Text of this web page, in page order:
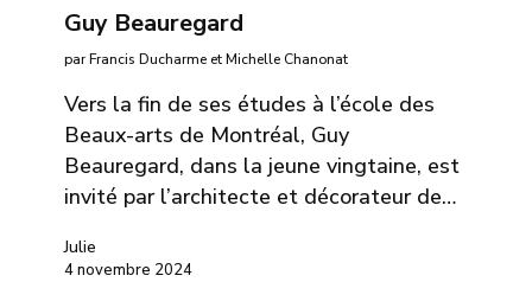
Guy Beauregard
par Francis Ducharme et Michelle Chanonat
Vers la fin de ses études à l’école des
Beaux-arts de Montréal, Guy
Beauregard, dans la jeune vingtaine, est
invité par l’architecte et décorateur de…
Julie
4 novembre 2024